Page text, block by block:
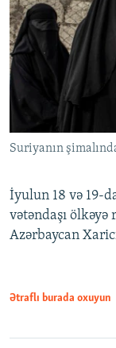
Suriyanın
İyulun 18 və 19-
vətəndaşı
Azərbaycan
Ətraflı burada oxuyun